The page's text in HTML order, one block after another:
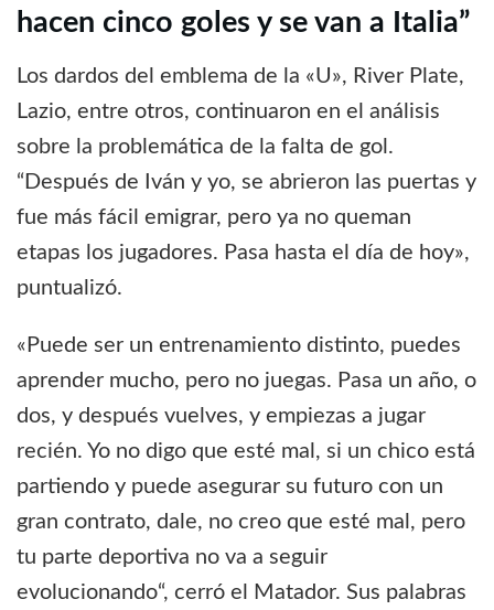
hacen cinco goles y se van a Italia”
Los dardos del emblema de la «U», River Plate,
Lazio, entre otros, continuaron en el análisis
sobre la problemática de la falta de gol.
“Después de Iván y yo, se abrieron las puertas y
fue más fácil emigrar, pero ya no queman
etapas los jugadores. Pasa hasta el día de hoy»,
puntualizó.
«Puede ser un entrenamiento distinto, puedes
aprender mucho, pero no juegas. Pasa un año, o
dos, y después vuelves, y empiezas a jugar
recién. Yo no digo que esté mal, si un chico está
partiendo y puede asegurar su futuro con un
gran contrato, dale, no creo que esté mal, pero
tu parte deportiva no va a seguir
evolucionando“, cerró el Matador. Sus palabras